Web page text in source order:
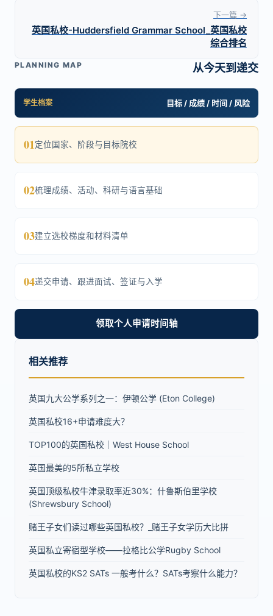
下一篇 →
英国私校-Huddersfield Grammar School_英国私校
综合排名
PLANNING MAP 从今天到递交
学生档案 目标 / 成绩 / 时间 / 风险
01定位国家、阶段与目标院校
02梳理成绩、活动、科研与语言基础
03建立选校梯度和材料清单
04递交申请、跟进面试、签证与入学
领取个人申请时间轴
相关推荐
英国九大公学系列之一：伊顿公学 (Eton College)
英国私校16+申请难度大？
TOP100的英国私校｜West House School
英国最美的5所私立学校
英国顶级私校牛津录取率近30%：什鲁斯伯里学校
(Shrewsbury School)
赌王子女们读过哪些英国私校？_赌王子女学历大比拼
英国私立寄宿型学校——拉格比公学Rugby School
英国私校的KS2 SATs 一般考什么？SATs考察什么能力？